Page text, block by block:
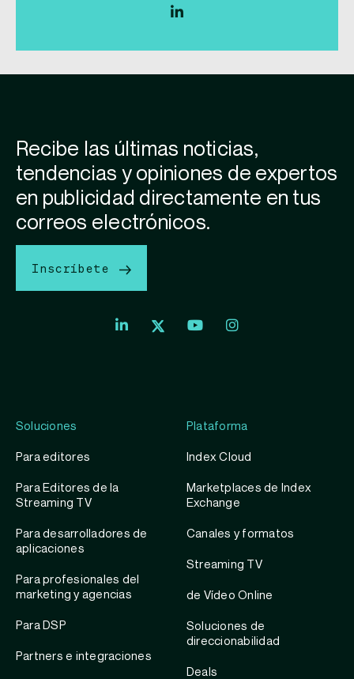
Soluciones
Para editores
Para Editores de la
Streaming TV
Para desarrolladores de
aplicaciones
Para profesionales del
marketing y agencias
Para DSP
Partners e integraciones
Plataforma
Index Cloud
Marketplaces de Index
Exchange
Canales y formatos
Streaming TV
de Vídeo Online
Soluciones de
direccionabilidad
Deals
Recibe las últimas noticias,
tendencias y opiniones de expertos
en publicidad directamente en tus
correos electrónicos.
Inscríbete
IndexIndex